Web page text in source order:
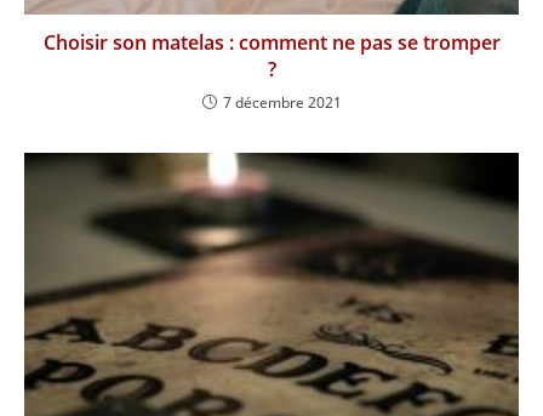
Choisir son matelas : comment ne pas se tromper
?
7 décembre 2021